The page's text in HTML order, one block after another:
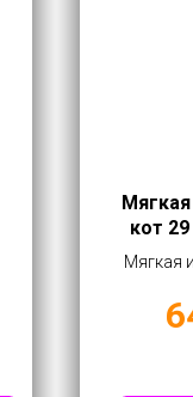
кот
Мягкая